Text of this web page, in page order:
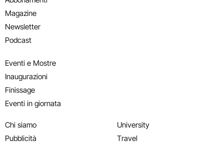
Magazine
Newsletter
Podcast
Eventi e Mostre
Inaugurazioni
Finissage
Eventi in giornata
Chi siamo
Pubblicità
University
Travel